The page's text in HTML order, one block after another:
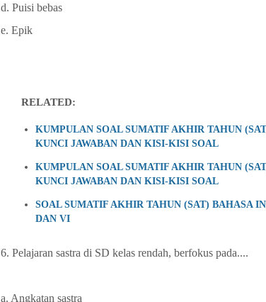
d. Puisi bebas
e. Epik
RELATED:
KUMPULAN SOAL SUMATIF AKHIR TAHUN
KUNCI JAWABAN DAN KISI-KISI SOAL
KUMPULAN SOAL SUMATIF AKHIR TAHUN
KUNCI JAWABAN DAN KISI-KISI SOAL
SOAL SUMATIF AKHIR TAHUN (SAT) BAHASA
DAN VI
6. Pelajaran sastra di SD kelas rendah, berfokus pada....
a. Angkatan sastra